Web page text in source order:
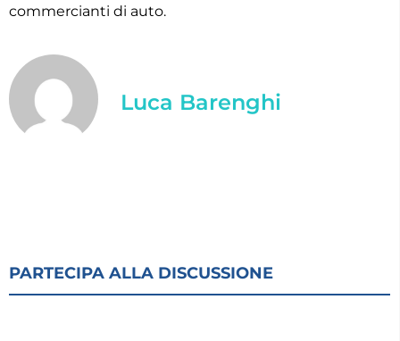
commercianti di auto.
Luca Barenghi
PARTECIPA ALLA DISCUSSIONE